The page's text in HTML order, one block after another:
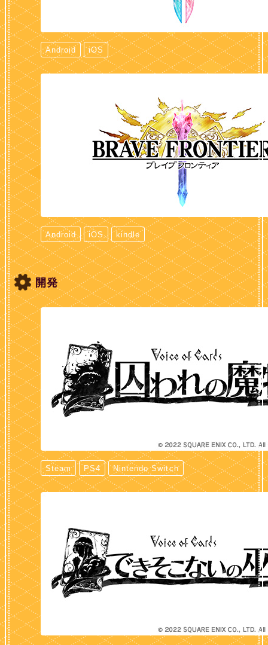
Android iOS
Android iOS kindle
開発
Steam PS4 Nintendo Switch